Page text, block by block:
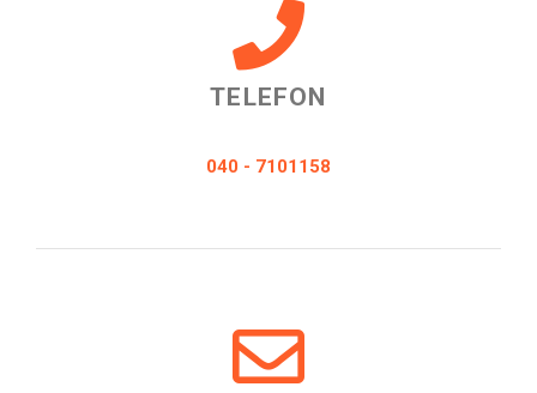
TELEFON
040 - 7101158